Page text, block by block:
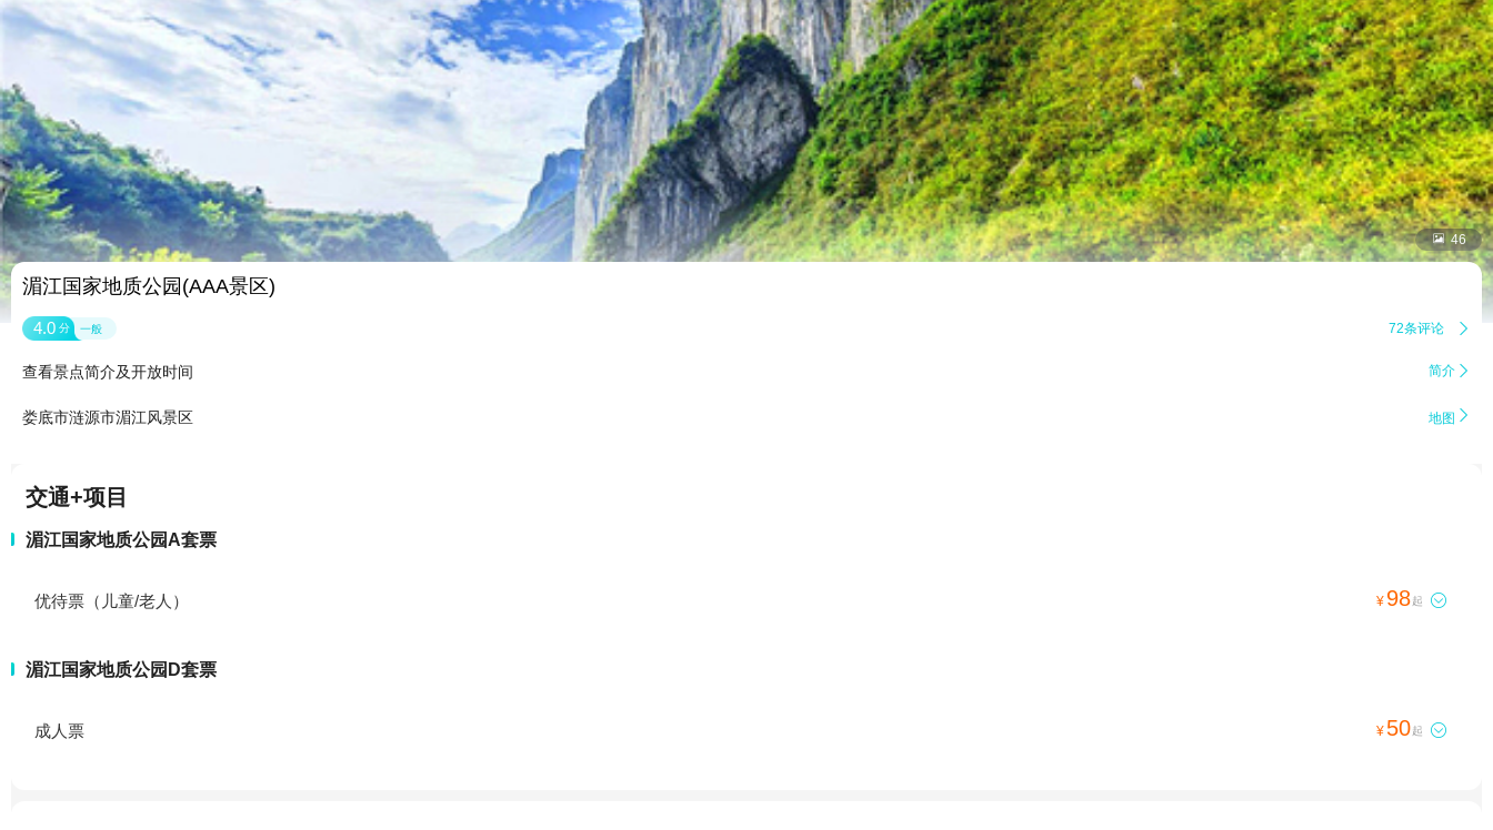
 46
湄江国家地质公园(AAA景区)
4.0 分 一般 72条评论 
查看景点简介及开放时间 简介 
娄底市涟源市湄江风景区 地图 
交通+项目
湄江国家地质公园A套票
优待票（儿童/老人） ¥ 98起 
湄江国家地质公园D套票
成人票 ¥ 50起 